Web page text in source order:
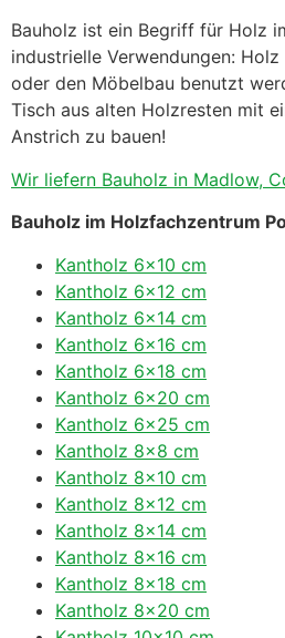
Bauholz ist ein Begriff für Holz
industrielle Verwendungen:
oder den Möbelbau benutzt
Tisch aus alten Holzresten mit
Anstrich zu bauen!
Wir liefern Bauholz in Madlow,
Bauholz im Holzfachzentrum
Kantholz 6×10 cm
Kantholz 6×12 cm
Kantholz 6×14 cm
Kantholz 6×16 cm
Kantholz 6×18 cm
Kantholz 6×20 cm
Kantholz 6×25 cm
Kantholz 8×8 cm
Kantholz 8×10 cm
Kantholz 8×12 cm
Kantholz 8×14 cm
Kantholz 8×16 cm
Kantholz 8×18 cm
Kantholz 8×20 cm